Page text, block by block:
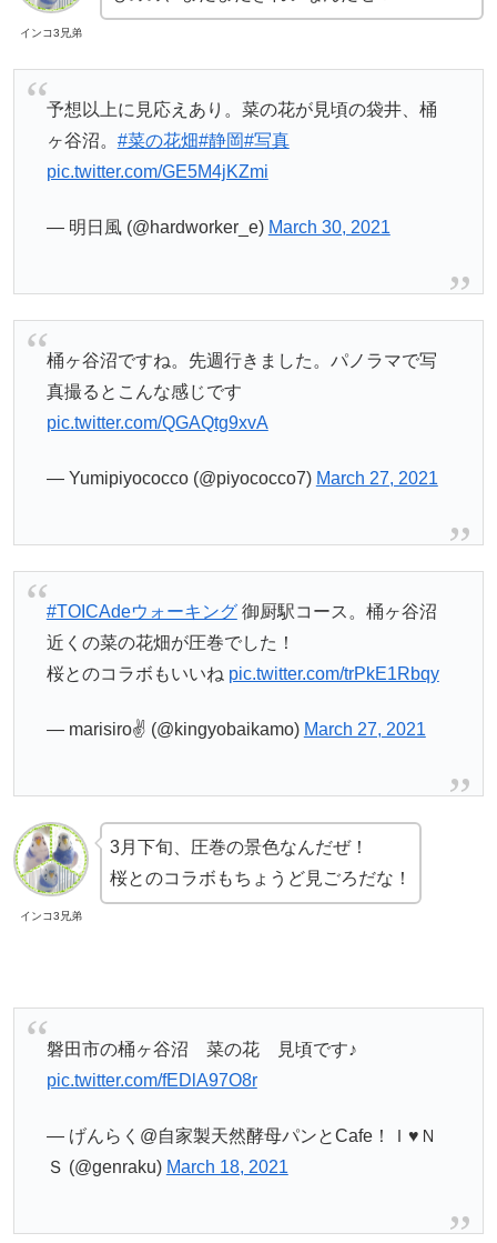
インコ3兄弟
予想以上に見応えあり。菜の花が見頃の袋井、桶
ヶ谷沼。 #菜の花畑#静岡#写真
pic.twitter.com/GE5M4jKZmi
— 明日風 (@hardworker_e) March 30, 2021
桶ヶ谷沼ですね。先週行きました。パノラマで写
真撮るとこんな感じです
pic.twitter.com/QGAQtg9xvA
— Yumipiyococco (@piyococco7) March 27, 2021
#TOICAdeウォーキング御厨駅コース。桶ヶ谷沼
近くの菜の花畑が圧巻でした！
桜とのコラボもいいね pic.twitter.com/trPkE1Rbqy
— marisiro✌ (@kingyobaikamo) March 27, 2021
インコ3兄弟
3月下旬、圧巻の景色なんだぜ！
桜とのコラボもちょうど見ごろだな！
磐田市の桶ヶ谷沼 菜の花 見頃です♪
pic.twitter.com/fEDlA97O8r
— げんらく@自家製天然酵母パンとCafe！Ｉ♥Ｎ
Ｓ (@genraku) March 18, 2021